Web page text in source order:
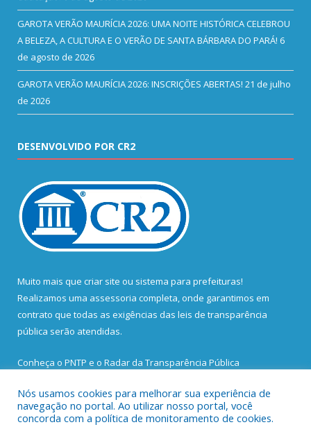
GAROTA VERÃO MAURÍCIA 2026: UMA NOITE HISTÓRICA CELEBROU
A BELEZA, A CULTURA E O VERÃO DE SANTA BÁRBARA DO PARÁ! 6
de agosto de 2026
GAROTA VERÃO MAURÍCIA 2026: INSCRIÇÕES ABERTAS! 21 de julho
de 2026
DESENVOLVIDO POR CR2
Muito mais que criar site ou sistema para prefeituras!
Realizamos uma assessoria completa, onde garantimos em
contrato que todas as exigências das leis de transparência
pública serão atendidas.
Conheça o PNTP e o Radar da Transparência Pública
Nós usamos cookies para melhorar sua experiência de
navegação no portal. Ao utilizar nosso portal, você
concorda com a política de monitoramento de cookies.